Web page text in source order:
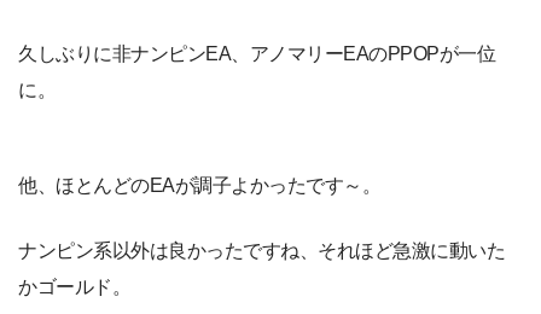
久しぶりに非ナンピンEA、アノマリーEAのPPOPが一位
に。
他、ほとんどのEAが調子よかったです～。
ナンピン系以外は良かったですね、それほど急激に動いた
かゴールド。